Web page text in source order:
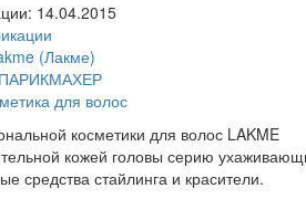
14.04.2015
(Лакме)
для волос
косметики для волос LAKME
кожей головы серию
средства стайлинга и красители.